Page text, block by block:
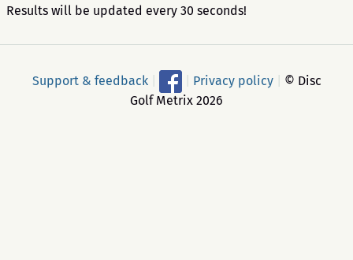
Results will be updated every 30 seconds!
Support & feedback Privacy policy
© Disc
Golf Metrix 2026